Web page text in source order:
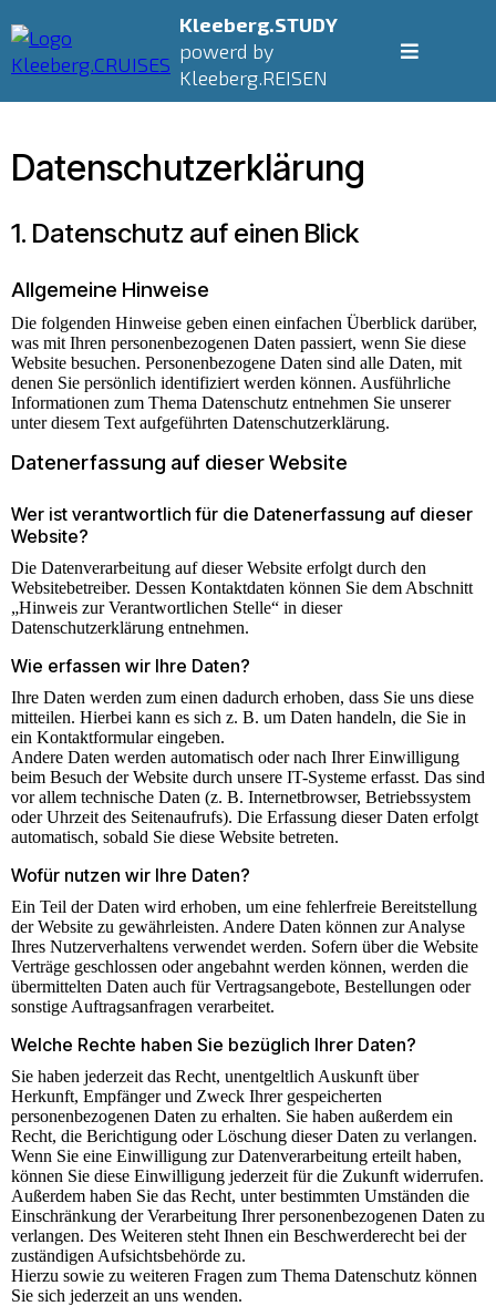
Kleeberg.STUDY
powerd by
Kleeberg.REISEN
Datenschutz­erklärung
1. Datenschutz auf einen Blick
Allgemeine Hinweise
Die folgenden Hinweise geben einen einfachen Überblick darüber,
was mit Ihren personenbezogenen Daten passiert, wenn Sie diese
Website besuchen. Personenbezogene Daten sind alle Daten, mit
denen Sie persönlich identifiziert werden können. Ausführliche
Informationen zum Thema Datenschutz entnehmen Sie unserer
unter diesem Text aufgeführten Datenschutzerklärung.
Datenerfassung auf dieser Website
Wer ist verantwortlich für die Datenerfassung auf dieser
Website?
Die Datenverarbeitung auf dieser Website erfolgt durch den
Websitebetreiber. Dessen Kontaktdaten können Sie dem Abschnitt
„Hinweis zur Verantwortlichen Stelle“ in dieser
Datenschutzerklärung entnehmen.
Wie erfassen wir Ihre Daten?
Ihre Daten werden zum einen dadurch erhoben, dass Sie uns diese
mitteilen. Hierbei kann es sich z. B. um Daten handeln, die Sie in
ein Kontaktformular eingeben.
Andere Daten werden automatisch oder nach Ihrer Einwilligung
beim Besuch der Website durch unsere IT-Systeme erfasst. Das sind
vor allem technische Daten (z. B. Internetbrowser, Betriebssystem
oder Uhrzeit des Seitenaufrufs). Die Erfassung dieser Daten erfolgt
automatisch, sobald Sie diese Website betreten.
Wofür nutzen wir Ihre Daten?
Ein Teil der Daten wird erhoben, um eine fehlerfreie Bereitstellung
der Website zu gewährleisten. Andere Daten können zur Analyse
Ihres Nutzerverhaltens verwendet werden. Sofern über die Website
Verträge geschlossen oder angebahnt werden können, werden die
übermittelten Daten auch für Vertragsangebote, Bestellungen oder
sonstige Auftragsanfragen verarbeitet.
Welche Rechte haben Sie bezüglich Ihrer Daten?
Sie haben jederzeit das Recht, unentgeltlich Auskunft über
Herkunft, Empfänger und Zweck Ihrer gespeicherten
personenbezogenen Daten zu erhalten. Sie haben außerdem ein
Recht, die Berichtigung oder Löschung dieser Daten zu verlangen.
Wenn Sie eine Einwilligung zur Datenverarbeitung erteilt haben,
können Sie diese Einwilligung jederzeit für die Zukunft widerrufen.
Außerdem haben Sie das Recht, unter bestimmten Umständen die
Einschränkung der Verarbeitung Ihrer personenbezogenen Daten zu
verlangen. Des Weiteren steht Ihnen ein Beschwerderecht bei der
zuständigen Aufsichtsbehörde zu.
Hierzu sowie zu weiteren Fragen zum Thema Datenschutz können
Sie sich jederzeit an uns wenden.